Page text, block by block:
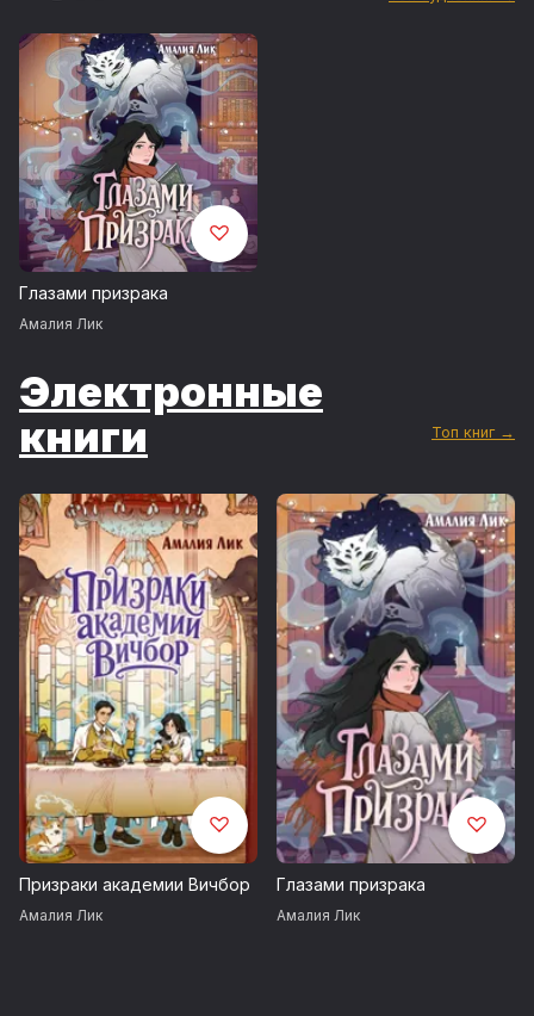
Глазами призрака
Амалия Лик
Электронные
книги
Топ книг →
Призраки академии Вичбор
Амалия Лик
Глазами призрака
Амалия Лик